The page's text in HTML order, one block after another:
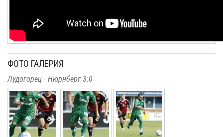
ФОТО ГАЛЕРИЯ
Лудогорец - Нюрнберг 3:0